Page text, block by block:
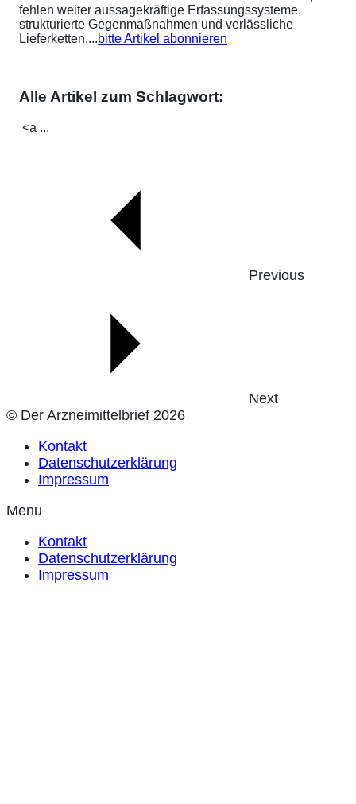
fehlen weiter aussagekräftige Erfassungssysteme,
strukturierte Gegenmaßnahmen und verlässliche
Lieferketten....bitte Artikel abonnieren
Alle Artikel zum Schlagwort:
<a ...
Previous
Next
© Der Arzneimittelbrief 2026
Kontakt
Datenschutzerklärung
Impressum
Menu
Kontakt
Datenschutzerklärung
Impressum